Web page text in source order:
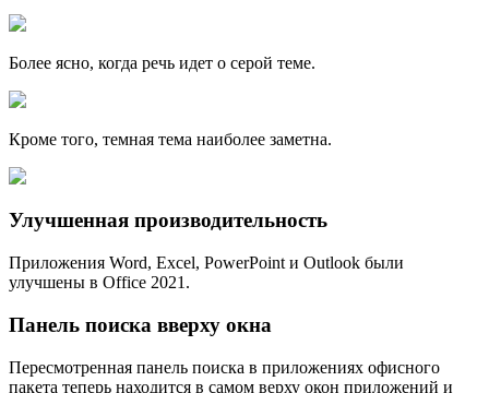
Более ясно, когда речь идет о серой теме.
Кроме того, темная тема наиболее заметна.
Улучшенная производительность
Приложения Word, Excel, PowerPoint и Outlook были
улучшены в Office 2021.
Панель поиска вверху окна
Пересмотренная панель поиска в приложениях офисного
пакета теперь находится в самом верху окон приложений и